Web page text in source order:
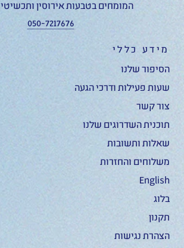
המומחים בטבעות אירוסין ותכשיטי
050-7217676
מידע כללי
הסיפור שלנו
שעות פעילות ודרכי הגעה
צור קשר
תוכנית השדרוגים שלנו
שאלות ותשובות
משלוחים והחזרות
English
בלוג
תקנון
הצהרת נגישות